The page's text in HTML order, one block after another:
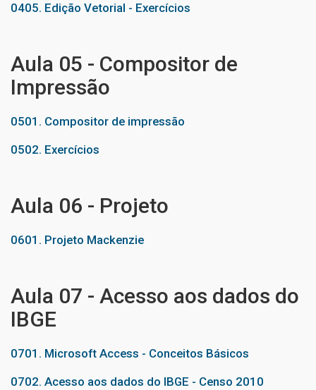
0405. Edição Vetorial - Exercícios
Aula 05 - Compositor de
Impressão
0501. Compositor de impressão
0502. Exercícios
Aula 06 - Projeto
0601. Projeto Mackenzie
Aula 07 - Acesso aos dados do
IBGE
0701. Microsoft Access - Conceitos Básicos
0702. Acesso aos dados do IBGE - Censo 2010